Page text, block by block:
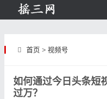
首页 > 视频号
如何通过今日头条短
过万？